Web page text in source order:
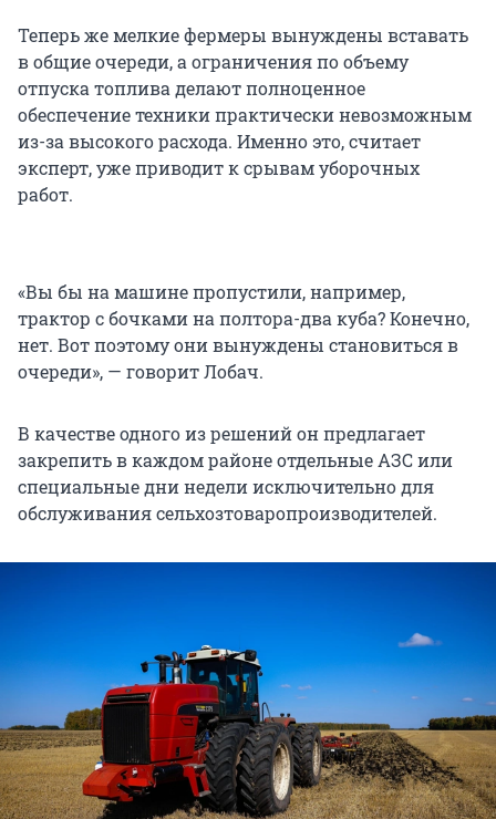
Теперь же мелкие фермеры вынуждены вставать
в общие очереди, а ограничения по объему
отпуска топлива делают полноценное
обеспечение техники практически невозможным
из-за высокого расхода. Именно это, считает
эксперт, уже приводит к срывам уборочных
работ.
«Вы бы на машине пропустили, например,
трактор с бочками на полтора-два куба? Конечно,
нет. Вот поэтому они вынуждены становиться в
очереди», — говорит Лобач.
В качестве одного из решений он предлагает
закрепить в каждом районе отдельные АЗС или
специальные дни недели исключительно для
обслуживания сельхозтоваропроизводителей.